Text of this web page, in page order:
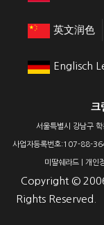
英文润色
Englisch
크
서울특별시 강남구
사업자등록번호:107-88-
미딸쉐라드 | 개인
Copyright ©
Rights Reserved.